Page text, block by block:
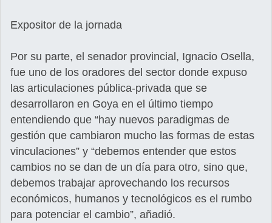
Expositor de la jornada
Por su parte, el senador provincial, Ignacio Osella,
fue uno de los oradores del sector donde expuso
las articulaciones pública-privada que se
desarrollaron en Goya en el último tiempo
entendiendo que “hay nuevos paradigmas de
gestión que cambiaron mucho las formas de estas
vinculaciones” y “debemos entender que estos
cambios no se dan de un día para otro, sino que,
debemos trabajar aprovechando los recursos
económicos, humanos y tecnológicos es el rumbo
para potenciar el cambio”, añadió.